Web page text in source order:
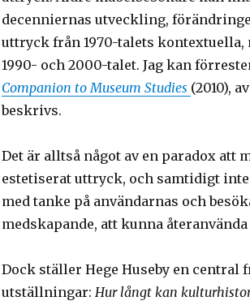
decenniernas utveckling,
uttryck från 1970-talets
1990- och 2000-talet. Jag kan
Companion to Museum Studies (2010),
beskrivs.
Det är alltså något av en paradox att
estetiserat uttryck, och samtidigt
med tanke på användarnas och
medskapande, att kunna
Dock ställer Hege Huseby en central
utställningar: Hur långt kan